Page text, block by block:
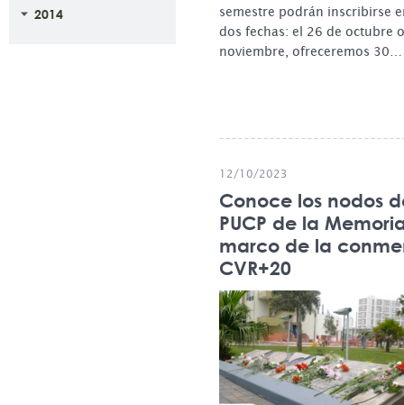
2014
semestre podrán inscribirse
dos fechas: el 26 de octubre
noviembre, ofreceremos 30…
12/10/2023
Conoce los nodos
PUCP de la
marco de la
CVR+20